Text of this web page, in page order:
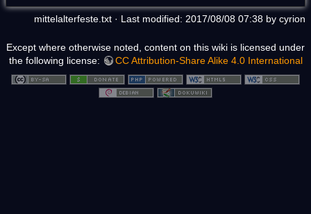
mittelalterfeste.txt · Last modified: 2017/08/08 07:38 by cyrion
Except where otherwise noted, content on this wiki is licensed under
the following license:
CC Attribution-Share Alike 4.0 International